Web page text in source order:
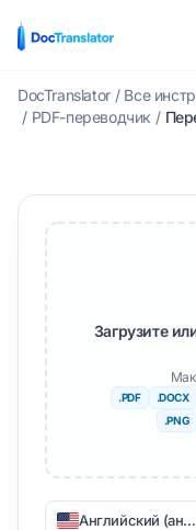
DocTranslator / Все
/ PDF-переводчик /
Загрузите
.PDF .DOCX
.PNG
Английский